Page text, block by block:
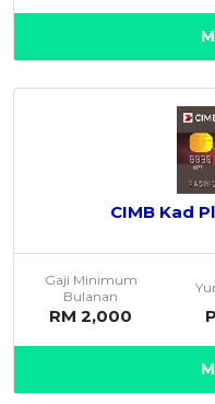
CIMB Kad
Gaji Minimum
Bulanan
RM 2,000